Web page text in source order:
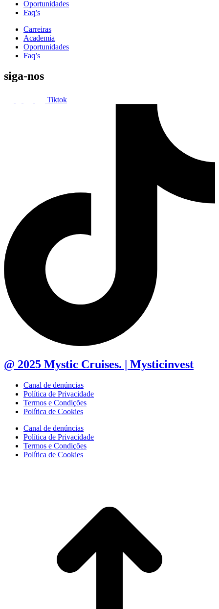
Oportunidades
Faq’s
Carreiras
Academia
Oportunidades
Faq’s
siga-nos
Tiktok
@ 2025 Mystic Cruises. | Mysticinvest
Canal de denúncias
Política de Privacidade
Termos e Condições
Política de Cookies
Canal de denúncias
Política de Privacidade
Termos e Condições
Política de Cookies